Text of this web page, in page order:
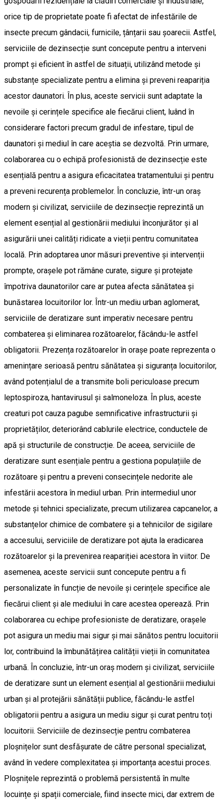
orice tip de proprietate poate fi afectat de infestările de
insecte precum gândacii, furnicile, țânțarii sau șoarecii. Astfel,
serviciile de dezinsecție sunt concepute pentru a interveni
prompt și eficient în astfel de situații, utilizând metode și
substanțe specializate pentru a elimina și preveni reapariția
acestor daunatori. În plus, aceste servicii sunt adaptate la
nevoile și cerințele specifice ale fiecărui client, luând în
considerare factori precum gradul de infestare, tipul de
daunatori și mediul în care aceștia se dezvoltă. Prin urmare,
colaborarea cu o echipă profesionistă de dezinsecție este
esențială pentru a asigura eficacitatea tratamentului și pentru
a preveni recurența problemelor. În concluzie, într-un oraș
modern și civilizat, serviciile de dezinsecție reprezintă un
element esențial al gestionării mediului înconjurător și al
asigurării unei calități ridicate a vieții pentru comunitatea
locală. Prin adoptarea unor măsuri preventive și intervenții
prompte, orașele pot rămâne curate, sigure și protejate
împotriva daunatorilor care ar putea afecta sănătatea și
bunăstarea locuitorilor lor. Într-un mediu urban aglomerat,
serviciile de deratizare sunt imperativ necesare pentru
combaterea și eliminarea rozătoarelor, făcându-le astfel
obligatorii. Prezența rozătoarelor în orașe poate reprezenta o
amenințare serioasă pentru sănătatea și siguranța locuitorilor,
având potențialul de a transmite boli periculoase precum
leptospiroza, hantavirusul și salmoneloza. În plus, aceste
creaturi pot cauza pagube semnificative infrastructurii și
proprietăților, deteriorând cablurile electrice, conductele de
apă și structurile de construcție. De aceea, serviciile de
deratizare sunt esențiale pentru a gestiona populațiile de
rozătoare și pentru a preveni consecințele nedorite ale
infestării acestora în mediul urban. Prin intermediul unor
metode și tehnici specializate, precum utilizarea capcanelor, a
substanțelor chimice de combatere și a tehnicilor de sigilare
a accesului, serviciile de deratizare pot ajuta la eradicarea
rozătoarelor și la prevenirea reapariției acestora în viitor. De
asemenea, aceste servicii sunt concepute pentru a fi
personalizate în funcție de nevoile și cerințele specifice ale
fiecărui client și ale mediului în care acestea operează. Prin
colaborarea cu echipe profesioniste de deratizare, orașele
pot asigura un mediu mai sigur și mai sănătos pentru locuitorii
lor, contribuind la îmbunătățirea calității vieții în comunitatea
urbană. În concluzie, într-un oraș modern și civilizat, serviciile
de deratizare sunt un element esențial al gestionării mediului
urban și al protejării sănătății publice, făcându-le astfel
obligatorii pentru a asigura un mediu sigur și curat pentru toți
locuitorii. Serviciile de dezinsecție pentru combaterea
ploșnițelor sunt desfășurate de către personal specializat,
având în vedere complexitatea și importanța acestui proces.
Ploșnițele reprezintă o problemă persistentă în multe
locuințe și spații comerciale, fiind insecte mici, dar extrem de